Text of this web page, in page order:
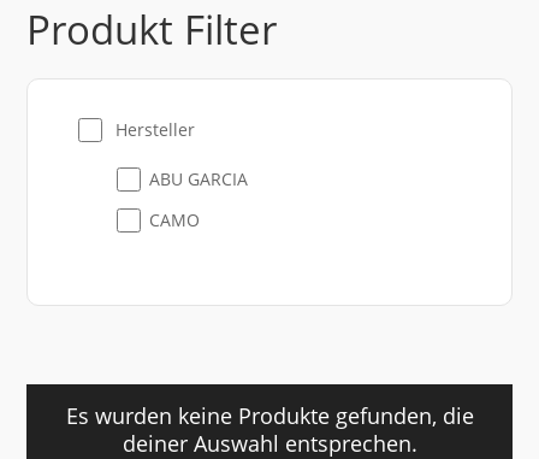
Produkt Filter
Hersteller
ABU GARCIA
CAMO
Es wurden keine Produkte gefunden, die
deiner Auswahl entsprechen.